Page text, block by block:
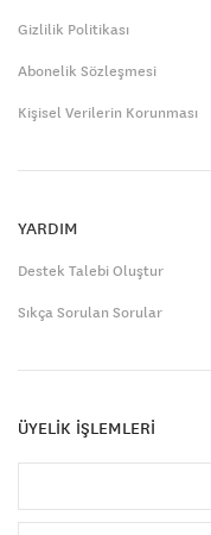
Gizlilik Politikası
Abonelik Sözleşmesi
Kişisel Verilerin Korunması
YARDIM
Destek Talebi Oluştur
Sıkça Sorulan Sorular
ÜYELİK İŞLEMLERİ